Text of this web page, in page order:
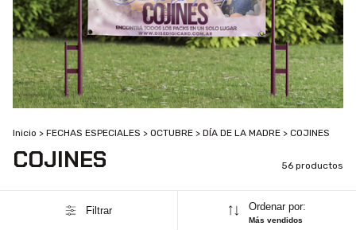
Inicio > FECHAS ESPECIALES > OCTUBRE > DÍA DE LA MADRE > COJINES
COJINES 56 productos
Filtrar Ordenar por:
Más vendidos